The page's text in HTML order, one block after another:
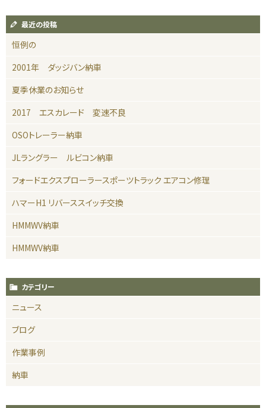
最近の投稿
恒例の
2001年 ダッジバン納車
夏季休業のお知らせ
2017 エスカレード 変速不良
OSOトレーラー納車
JLラングラー ルビコン納車
フォードエクスプローラースポーツトラック エアコン修理
ハマーH1 リバーススイッチ交換
HMMWV納車
HMMWV納車
カテゴリー
ニュース
ブログ
作業事例
納車